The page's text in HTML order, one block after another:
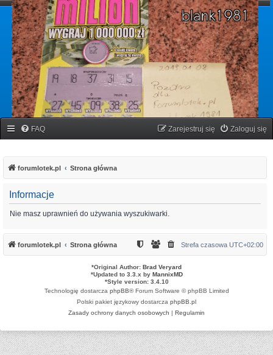
forumlotek.pl
Forum gier liczbowych
FAQ Zaloguj się
Zarejestruj się
forumlotek.pl Strona główna
Informacje
Nie masz uprawnień do używania wyszukiwarki.
forumlotek.pl Strona główna Strefa czasowa UTC+02:00
*Original Author: Brad Veryard
*Updated to 3.3.x by MannixMD
*Style version: 3.4.10
Technologię dostarcza phpBB® Forum Software © phpBB Limited
Polski pakiet językowy dostarcza phpBB.pl
Zasady ochrony danych osobowych | Regulamin